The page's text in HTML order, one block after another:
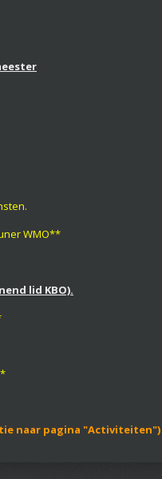
WMO**
lid KBO).
naar pagina "Activiteiten")